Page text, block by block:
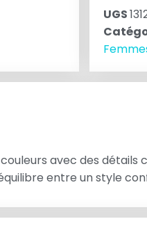
UGS
avec des détails
entre un style